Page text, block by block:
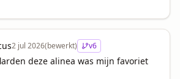
2 jul 2026(bewerkt) v6
deze alinea was mijn favoriet